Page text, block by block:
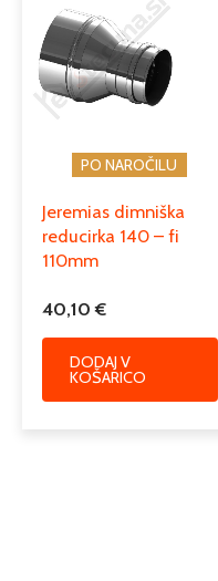
PO NAROČILU
Jeremias dimniška
reducirka 140 – fi
110mm
40,10€
DODAJ V
KOŠARICO